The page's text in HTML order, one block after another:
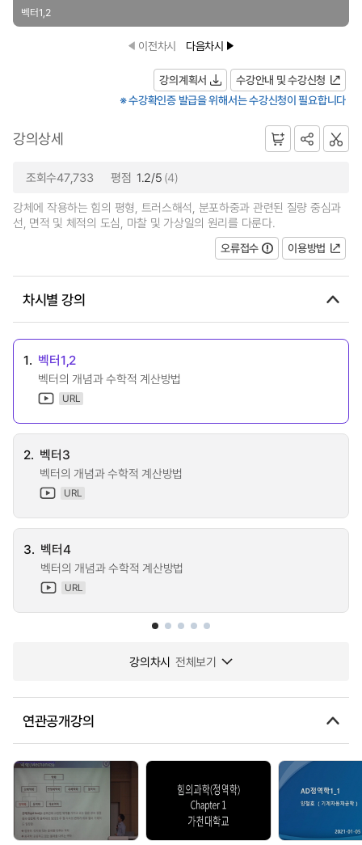
벡터1,2
이전차시 다음차시
강의계획서
수강안내 및 수강신청
※ 수강확인증 발급을 위해서는 수강신청이 필요합니다
강의상세
조회수47,733 평점 1.2/5 (4)
강체에 작용하는 힘의 평형, 트러스해석, 분포하중과 관련된 질량 중심과
선, 면적 및 체적의 도심, 마찰 및 가상일의 원리를 다룬다.
오류접수
이용방법
차시별 강의
1. 벡터1,2
벡터의 개념과 수학적 계산방법
URL
2. 벡터3
벡터의 개념과 수학적 계산방법
URL
3. 벡터4
벡터의 개념과 수학적 계산방법
URL
강의차시 전체보기
연관공개강의